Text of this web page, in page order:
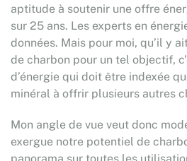
aptitude à soutenir une offre
sur 25 ans. Les experts en
données. Mais pour moi, qu’il y
de charbon pour un tel objectif,
d’énergie qui doit être indexée
minéral à offrir plusieurs autres
Mon angle de vue veut donc
exergue notre potentiel de